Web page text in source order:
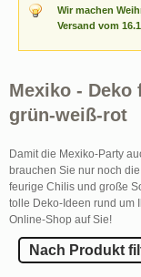
Wir machen
Versand vom
Mexiko - Deko
grün-weiß-rot
Damit die Mexiko-Party
brauchen Sie nur noch
feurige Chilis und große
tolle Deko-Ideen rund um
Online-Shop auf Sie!
Nach Produkt